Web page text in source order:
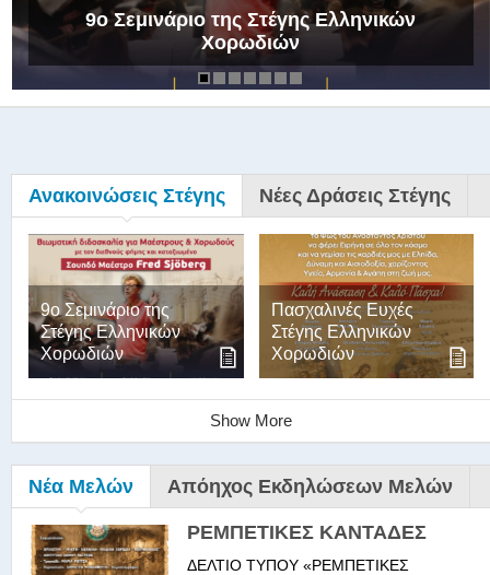
9ο Σεμινάριο της Στέγης Ελληνικών
Χορωδιών
Ανακοινώσεις Στέγης Νέες Δράσεις Στέγης
9ο Σεμινάριο της
Στέγης Ελληνικών
Χορωδιών
Πασχαλινές Ευχές
Στέγης Ελληνικών
Χορωδιών
Show More
Νέα Μελών Απόηχος Εκδηλώσεων Μελών
ΡΕΜΠΕΤΙΚΕΣ ΚΑΝΤΑΔΕΣ
ΔΕΛΤΙΟ ΤΥΠΟΥ «ΡΕΜΠΕΤΙΚΕΣ